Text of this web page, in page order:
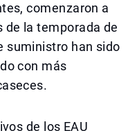
comenzaron a
de la temporada de
suministro han sido
con más
de los EAU